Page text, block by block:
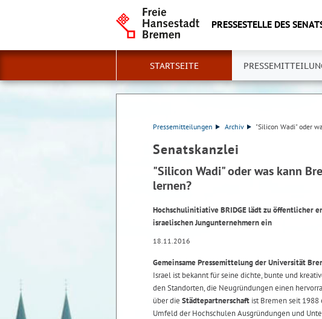
PRESSESTELLE DES
STARTSEITE
Pressemitteilungen Archiv "Silicon Wadi" oder
Senatskanzlei
"Silicon Wadi" oder was kann
lernen?
Hochschulinitiative BRIDGE lädt zu öffentlicher
israelischen Jungunternehmern ein
18.11.2016
Gemeinsame Pressemittelung der Universität
Israel ist bekannt für seine dichte, bunte und
den Standorten, die Neugründungen einen
über die Städtepartnerschaft ist Bremen seit
Umfeld der Hochschulen Ausgründungen und